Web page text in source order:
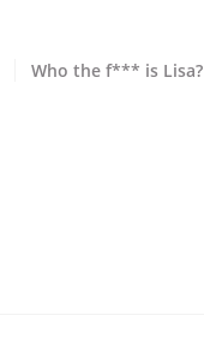
Who the f*** is Lisa?